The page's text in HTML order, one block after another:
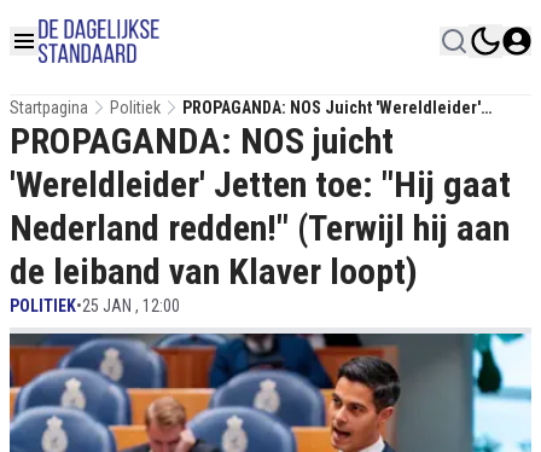
Startpagina Politiek
PROPAGANDA: NOS Juicht 'Wereldleider'
Jetten Toe: "Hij Gaat Nederland Redden!"
(Terwijl Hij Aan De Leiband Van Klaver Loopt)
PROPAGANDA: NOS juicht
'Wereldleider' Jetten toe: "Hij gaat
Nederland redden!" (Terwijl hij aan
de leiband van Klaver loopt)
POLITIEK•25 JAN , 12:00